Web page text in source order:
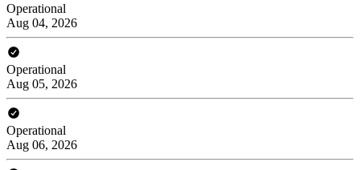
Operational
Aug 04, 2026
Operational
Aug 05, 2026
Operational
Aug 06, 2026